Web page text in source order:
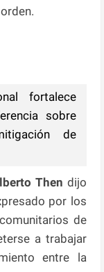
fortalece
sobre
de
Then dijo
por los
de
a trabajar
entre la